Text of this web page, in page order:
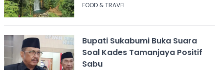
FOOD & TRAVEL
Bupati Sukabumi Buka Suara
Soal Kades Tamanjaya Positif
Sabu